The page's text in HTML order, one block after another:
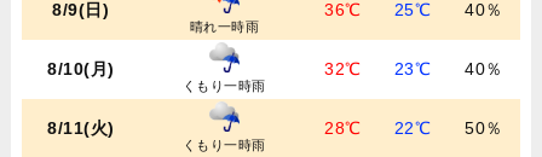
8/9(日)
晴れ一時雨
36℃ 25℃ 40％
8/10(月)
くもり一時雨
32℃ 23℃ 40％
8/11(火)
くもり一時雨
28℃ 22℃ 50％